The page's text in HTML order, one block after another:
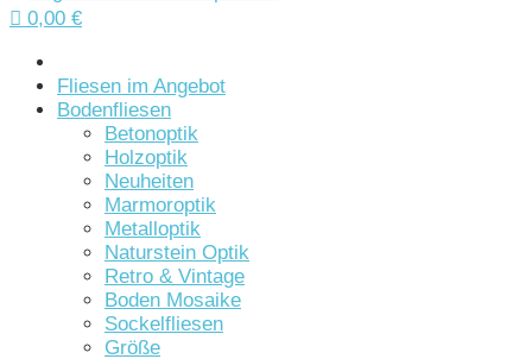
 0,00 €
Fliesen im Angebot
Bodenfliesen
Betonoptik
Holzoptik
Neuheiten
Marmoroptik
Metalloptik
Naturstein Optik
Retro & Vintage
Boden Mosaike
Sockelfliesen
Größe